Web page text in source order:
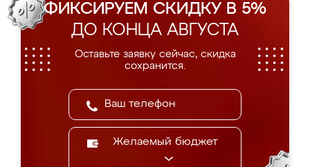
ФИКСИРУЕМ СКИДКУ В 5%
ДО КОНЦА АВГУСТА
Оставьте заявку сейчас, скидка
сохранится.
Желаемый бюджет